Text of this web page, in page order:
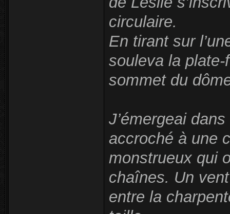
circulaire.
En tirant sur
souleva la plate-
sommet du
J’émergeai
accroché à une
monstrueux qui
chaînes. Un
entre la